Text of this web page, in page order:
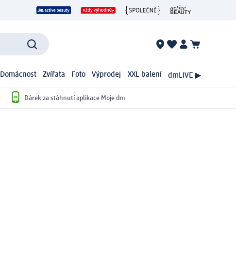
Domácnost Zvířata Foto Výprodej XXL balení dmLIVE ▶
Dárek za stáhnutí aplikace Moje dm